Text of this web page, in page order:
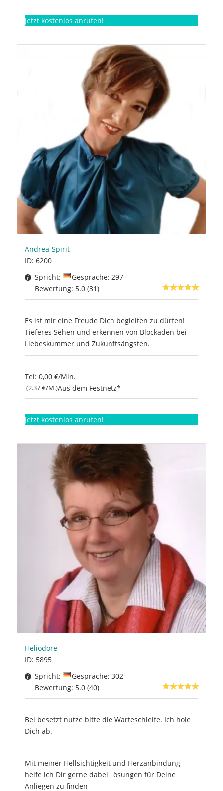
Jetzt kostenlos anrufen!
Andrea-Spirit
ID: 6200
Spricht:
Gespräche: 297
Bewertung: 5.0 (31)
Es ist mir eine Freude Dich begleiten zu dürfen!
Tieferes Sehen und erkennen von Blockaden bei
Liebeskummer und Zukunftsängsten.
Tel: 0,00 €/Min.
(2.37 €/M.)Aus dem Festnetz*
Jetzt kostenlos anrufen!
Heliodore
ID: 5895
Spricht:
Gespräche: 302
Bewertung: 5.0 (40)
Bei besetzt nutze bitte die Warteschleife. Ich hole
Dich ab.
Mit meiner Hellsichtigkeit und Herzanbindung
helfe ich Dir gerne dabei Lösungen für Deine
Anliegen zu finden